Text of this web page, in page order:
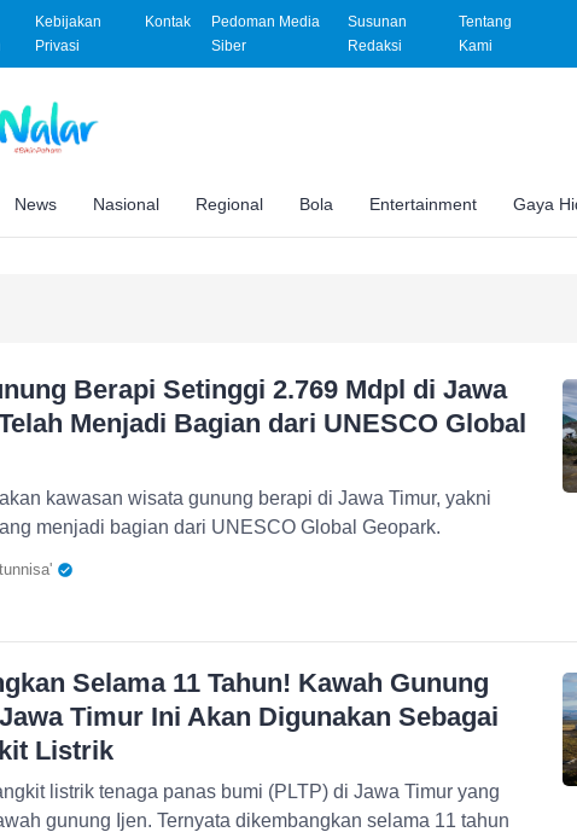
Kebijakan
Privasi
Kontak
Pedoman Media
Siber
Susunan
Redaksi
Tentang
Kami
News Nasional Regional Bola Entertainment Gaya
Berapi Setinggi 2.769 Mdpl di Jawa
Menjadi Bagian dari UNESCO Global
kawasan wisata gunung berapi di Jawa Timur, yakni
menjadi bagian dari UNESCO Global Geopark.
Selama 11 Tahun! Kawah Gunung
Timur Ini Akan Digunakan Sebagai
Listrik
listrik tenaga panas bumi (PLTP) di Jawa Timur yang
gunung Ijen. Ternyata dikembangkan selama 11 tahun